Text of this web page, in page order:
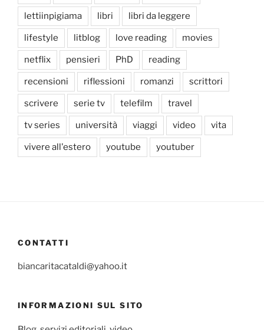
lettiinpigiama libri libri da leggere
lifestyle litblog love reading movies
netflix pensieri PhD reading
recensioni riflessioni romanzi scrittori
scrivere serie tv telefilm travel
tv series università viaggi video vita
vivere all'estero youtube youtuber
CONTATTI
biancaritacataldi@yahoo.it
INFORMAZIONI SUL SITO